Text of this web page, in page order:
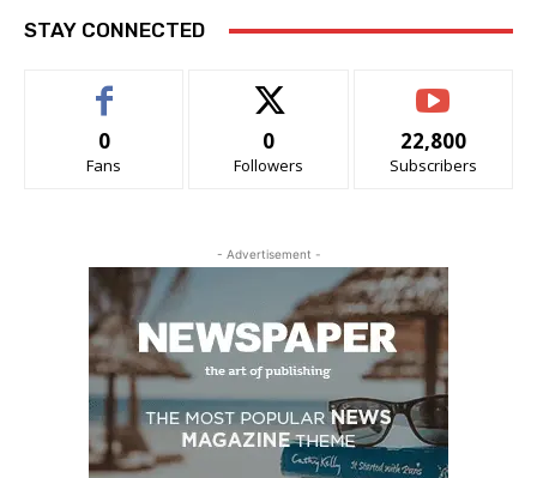
STAY CONNECTED
0
Fans
0
Followers
22,800
Subscribers
- Advertisement -